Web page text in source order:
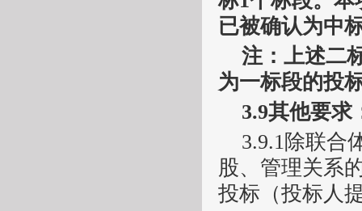
已被确认为中
注：上述二
为一标段的投
3.9其他要求
3.9.1除联合
股、管理关系
投标 （投标人